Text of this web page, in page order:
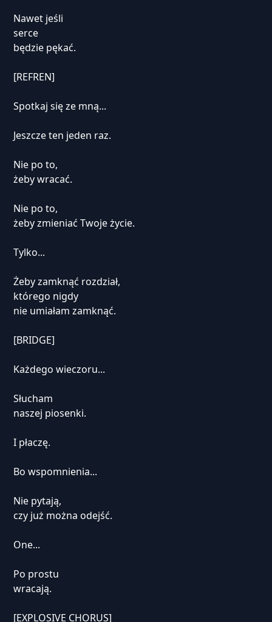
Nawet jeśli
serce
będzie pękać.
[REFREN]
Spotkaj się ze mną...
Jeszcze ten jeden raz.
Nie po to,
żeby wracać.
Nie po to,
żeby zmieniać Twoje życie.
Tylko...
Żeby zamknąć rozdział,
którego nigdy
nie umiałam zamknąć.
[BRIDGE]
Każdego wieczoru...
Słucham
naszej piosenki.
I płaczę.
Bo wspomnienia...
Nie pytają,
czy już można odejść.
One...
Po prostu
wracają.
[EXPLOSIVE CHORUS]